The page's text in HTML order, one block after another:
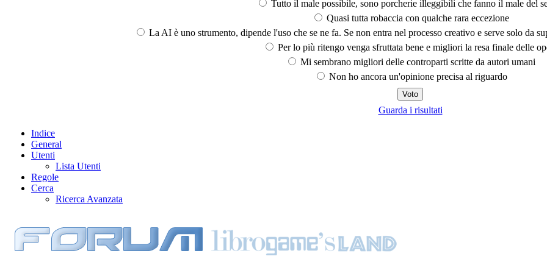
Tutto il male possibile, sono porcherie illeggibili che fanno il male del
Quasi tutta robaccia con qualche rara eccezione
La AI è uno strumento, dipende l'uso che se ne fa. Se non entra nel processo creativo e serve solo da
Per lo più ritengo venga sfruttata bene e migliori la resa finale delle
Mi sembrano migliori delle controparti scritte da autori umani
Non ho ancora un'opinione precisa al riguardo
Guarda i risultati
Indice
General
Utenti
Lista Utenti
Regole
Cerca
Ricerca Avanzata